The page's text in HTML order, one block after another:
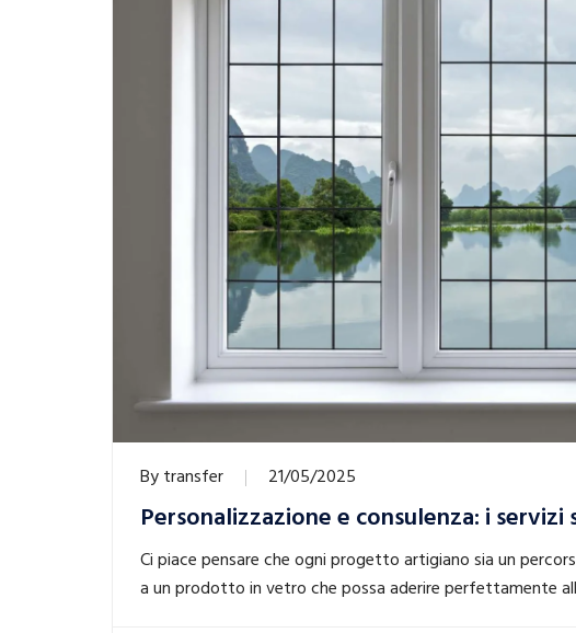
Bytransfer 21/05/2025
Personalizzazione e consulenza: i servizi
Ci piace pensare che ogni progetto artigiano sia un
a un prodotto in vetro che possa aderire perfettamente